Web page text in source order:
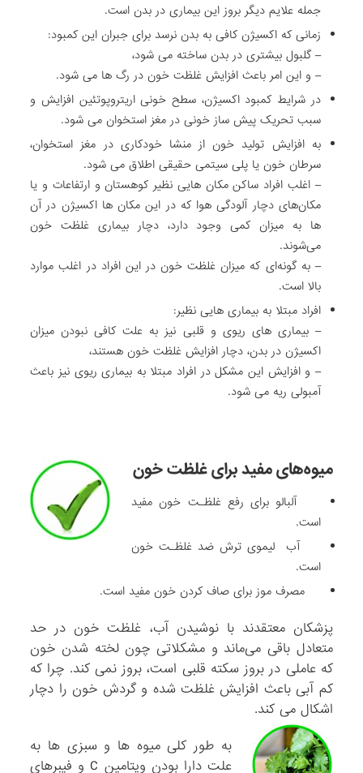
جمله علایم دیگر بروز این بیماری در بدن است.
زمانی که اکسیژن کافی به بدن نرسد برای جبران این کمبود:
– گلبول بیشتری در بدن ساخته می شود،
– و این امر باعث افزایش غلظت خون در رگ ها می شود.
در شرایط کمبود اکسیژن، سطح خونی اریتروپوتئین افزایش و
سبب تحریک پیش ساز خونی در مغز استخوان می شود.
به افزایش تولید خون از منشا خودکاری در مغز استخوان،
سرطان خون یا پلی سیتمی حقیقی اطلاق می شود.
– اغلب افراد ساکن مکان هایی نظیر کوهستان و ارتفاعات و یا
مکان‌های دچار آلودگی هوا که در این مکان ها اکسیژن در آن
ها به میزان کمی وجود دارد، دچار بیماری غلظت خون
می‌شوند.
– به گونه‌ای که میزان غلظت خون در این افراد در اغلب موارد
بالا است.
افراد مبتلا به بیماری هایی نظیر:
– بیماری های ریوی و قلبی نیز به علت کافی نبودن میزان
اکسیژن در بدن، دچار افزایش غلظت خون هستند،
– و افزایش این مشکل در افراد مبتلا به بیماری ریوی نیز باعث
آمبولی ریه می شود.
میوه‌های مفید برای غلظت خون
آلبالو برای رفع غلظـت خون مفید
است.
آب لیموی ترش ضد غلظـت خون
است.
مصرف موز برای صاف کردن خون مفید است.
پزشکان معتقدند با نوشیدن آب، غلظت خون در حد
متعادل باقی می‌ماند و مشکلاتی چون لخته شدن خون
که عاملی در بروز سکته قلبی است، بروز نمی کند. چرا که
کم آبی باعث افزایش غلظت شده و گردش خون را دچار
اشکال می کند.
به طور کلی میوه ها و سبزی ها به
علت دارا بودن ویتامین C و فیبرهای